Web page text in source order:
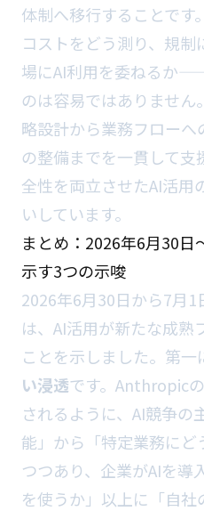
体制へ移行することで
コストをどう測り、規
場にAI利用を委ねるか
のは容易ではありませ
略設計から業務フロー
の整備までを一貫して支
全性を両立させたAI活用
いしています。
まとめ：2026年6月30日
示す3つの示唆
2026年6月30日から7月1
は、AI活用が新たな成熟
ことを示しました。第一
い浸透です。Anthropic
されるように、AI競争の
能」から「特定業務にど
つつあり、企業がAIを導
を使うか」以上に「自